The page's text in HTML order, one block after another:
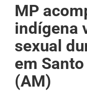
MP
indígena
sexual
em
(AM)